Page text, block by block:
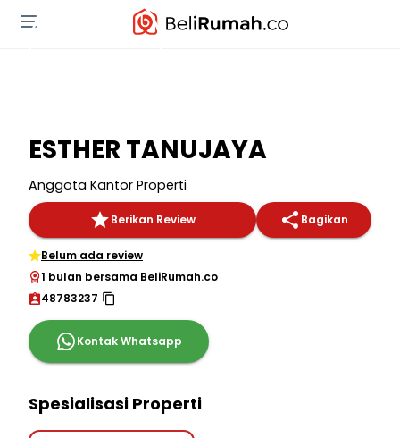
ESTHER TANUJAYA
Anggota Kantor Properti
Berikan Review Bagikan
Belum ada review
1 bulan bersama BeliRumah.co
48783237
Kontak Whatsapp
Spesialisasi Properti